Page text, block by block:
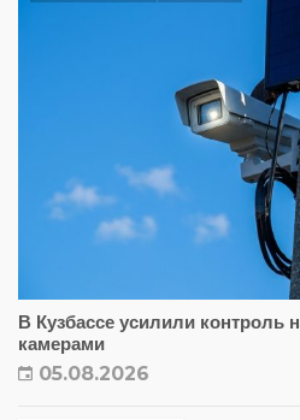
В Кузбассе усилили контроль
камерами
05.08.2026